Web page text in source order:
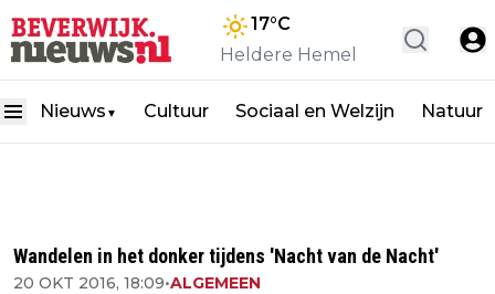
17°C
Heldere Hemel
Nieuws ▼ Cultuur Sociaal en Welzijn Natuur
Wandelen in het donker tijdens 'Nacht van de Nacht'
20 OKT 2016, 18:09•ALGEMEEN